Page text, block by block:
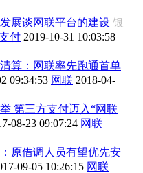
展谈网联平台的建设 银
付 2019-10-31 10:03:58
算：网联率先跑通首单
09:34:53 网联 2018-04-
第三方支付迈入“网联
08-23 09:07:24 网联
原借调人员有望优先安
09-05 10:26:15 网联